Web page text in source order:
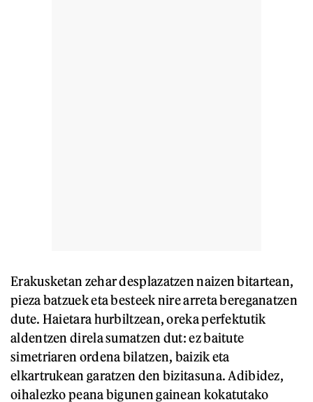
Erakusketan zehar desplazatzen naizen bitartean,
pieza batzuek eta besteek nire arreta bereganatzen
dute. Haietara hurbiltzean, oreka perfektutik
aldentzen direla sumatzen dut: ez baitute
simetriaren ordena bilatzen, baizik eta
elkartrukean garatzen den bizitasuna. Adibidez,
oihalezko peana bigunen gainean kokatutako